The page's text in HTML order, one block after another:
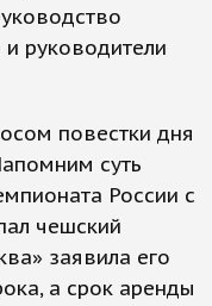
руководители
повестки дня
суть
России с
чешский
заявила его
а срок аренды